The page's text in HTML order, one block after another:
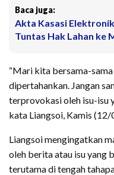
Baca juga:
Akta Kasasi
Tuntas Hak Lahan ke
“Mari kita bersama-
dipertahankan. Jangan
terprovokasi oleh isu-isu
kata Liangsoi, Kamis (12/
Liangsoi mengingatkan
oleh berita atau isu yang
terutama di tengah